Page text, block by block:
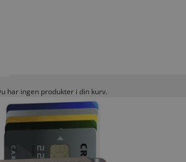
har ingen produkter i din kurv.